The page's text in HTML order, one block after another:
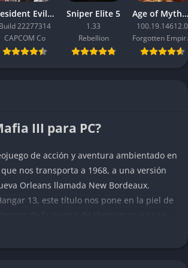
Resident Evil Requiem
Build 22277314
CAPCOM Co
Sniper Elite 5
1.33
Rebellion
Age of Mythology: Retold
100.19.14612.0
III para PC?
de acción y aventura ambientado en
nos transporta a 1968, a una versión
Orleans llamada New Bordeaux.
13, este título nos pone en la piel de
vida delictiva con el objetivo de vengarse